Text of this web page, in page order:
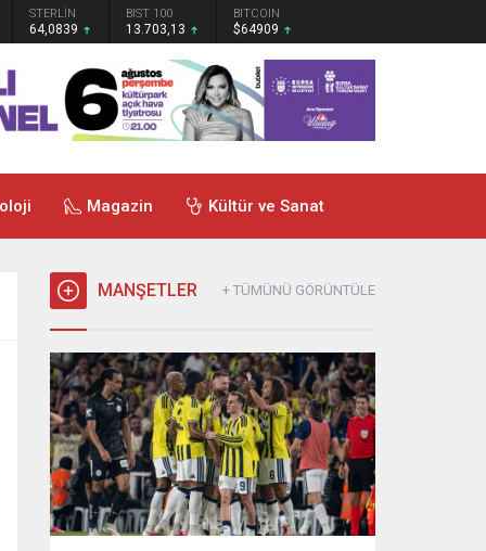
STERLİN
64,0839
BIST 100
13.703,13
BITCOIN
$64909
Magazin Kültür ve Sanat
MANŞETLER + TÜMÜNÜ GÖRÜNTÜLE